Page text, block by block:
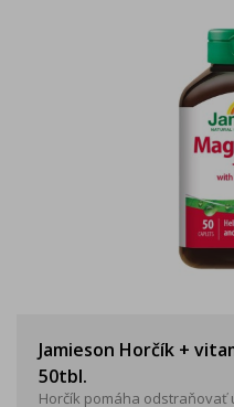
Jamieson Horčík +
50tbl.
Horčík pomáha odstraňovať